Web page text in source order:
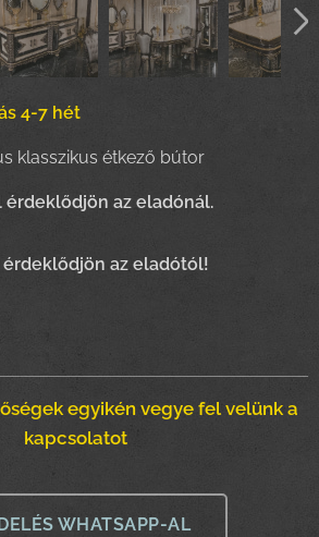
4-7 hét
klasszikus étkező bútor
az eladónál.
az eladótól!
egyikén vegye fel velünk a
kapcsolatot
WHATSAPP-AL